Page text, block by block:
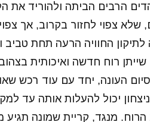
הרבים הביתה ולהוריד את
צפוי לחזור בקרוב, אך
החוויה הרעה תחת טביב
רוח חדשה ואיכותית
העונה, יחד עם עוד רכש
יכול להעלות אותה עד
מנגד, קריית שמונה תגיע